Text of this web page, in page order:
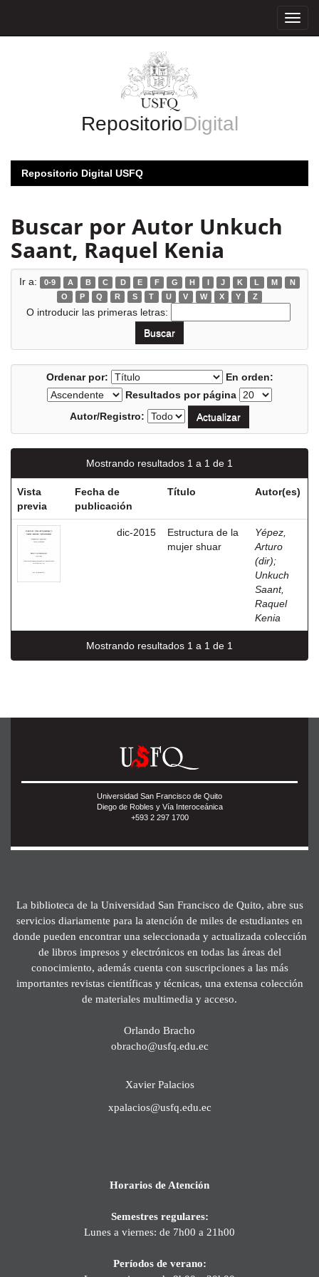
RepositorioDigital
Repositorio Digital USFQ
Buscar por Autor Unkuch
Saant, Raquel Kenia
Ir a: 0-9 A B C D E F G H I J K L M
N
O
P Q R S T U V W X Y Z
O introducir las primeras letras:
Ordenar por:
En orden:
Resultados por página
Autor/Registro:
Mostrando resultados 1 a 1 de 1
Vista
previa
Fecha de
publicación
Título Autor(es)
dic-2015
Estructura de la
mujer shuar
Yépez,
Arturo
(dir);
Unkuch
Saant,
Raquel
Kenia
Mostrando resultados 1 a 1 de 1
Universidad San Francisco de Quito
Diego de Robles y Vía Interoceánica
+593 2 297 1700
La biblioteca de la Universidad San Francisco de Quito, abre sus
servicios diariamente para la atención de miles de estudiantes en
donde pueden encontrar una seleccionada y actualizada colección
de libros impresos y electrónicos en todas las áreas del
conocimiento, además cuenta con suscripciones a las más
importantes revistas científicas y técnicas, una extensa colección
de materiales multimedia y acceso.
Orlando Bracho
obracho@usfq.edu.ec
Xavier Palacios
xpalacios@usfq.edu.ec
Horarios de Atención
Semestres regulares:
Lunes a viernes: de 7h00 a 21h00
Períodos de verano: